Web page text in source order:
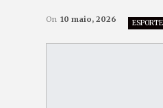
On 10 maio, 2026